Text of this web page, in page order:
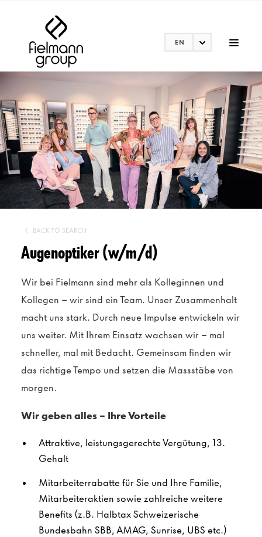
EN
BACK TO SEARCH
Augenoptiker (w/m/d)
Wir bei Fielmann sind mehr als Kolleginnen und
Kollegen – wir sind ein Team. Unser Zusammenhalt
macht uns stark. Durch neue Impulse entwickeln wir
uns weiter. Mit Ihrem Einsatz wachsen wir – mal
schneller, mal mit Bedacht. Gemeinsam finden wir
das richtige Tempo und setzen die Massstäbe von
morgen.
Wir geben alles – Ihre Vorteile
Attraktive, leistungsgerechte Vergütung, 13.
Gehalt
Mitarbeiterrabatte für Sie und Ihre Familie,
Mitarbeiteraktien sowie zahlreiche weitere
Benefits (z.B. Halbtax Schweizerische
Bundesbahn SBB, AMAG, Sunrise, UBS etc.​)